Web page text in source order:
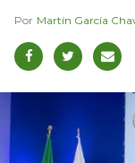
Martín García